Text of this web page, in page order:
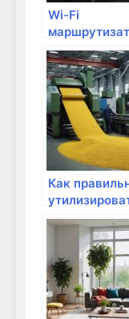
Wi-Fi
что нужно
перед
Как
старое